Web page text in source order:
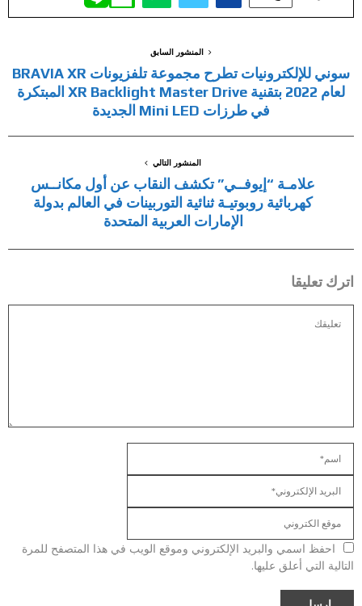
المنشور السابق
سوني للإلكترونيات تطرح مجموعة تلفزيونات BRAVIA XR
لعام 2022 بتقنية XR Backlight Master Drive المبتكرة
في طرزات Mini LED الجديدة
المنشور التالي
علامـة “إيوفــي” تكشف النقاب عن أول مكانــس
كهربائية روبوتيـة ثنائية التوربينات في العالم بدولة
الإمارات العربية المتحدة
اترك تعليقا
احفظ اسمي والبريد الإلكتروني وموقع الويب في هذا المتصفح للمرة
التالية التي أعلق عليها.